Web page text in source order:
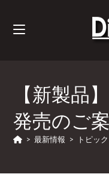
【新製品
発売のご
> 最新情報 > トピック